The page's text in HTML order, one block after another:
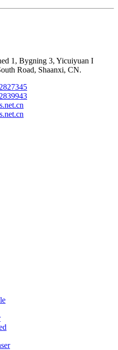
1, Bygning 3, Yicuiyuan I
Road, Shaanxi, CN.